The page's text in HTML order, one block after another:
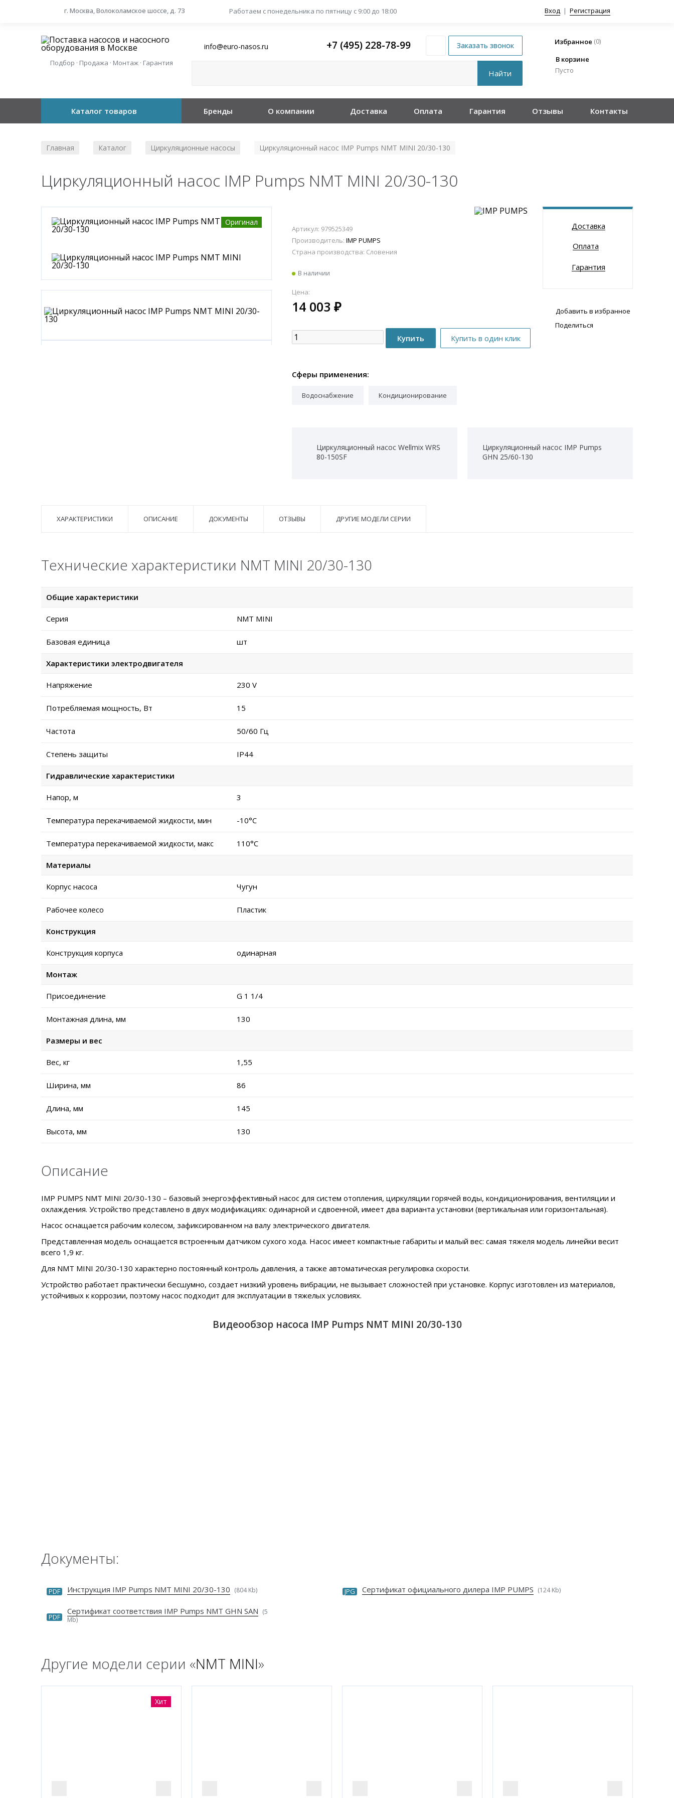
г. Москва, Волоколамское шоссе, д. 73 Работаем с понедельника по пятницу с 9:00 до 18:00 Вход | Регистрация
Подбор · Продажа · Монтаж · Гарантия
info@euro-nasos.ru +7 (495) 228-78-99 Избранное (0)
В корзине
Пусто
Каталог товаров Бренды О компании Доставка Оплата Гарантия Отзывы Контакты
Главная Каталог Циркуляционные насосы Циркуляционный насос IMP Pumps NMT MINI 20/30-130
Циркуляционный насос IMP Pumps NMT MINI 20/30-130
Оригинал
Артикул: 979525349
Производитель: IMP PUMPS
Страна производства: Словения
В наличии
Цена:
14 003 ₽
Доставка
Оплата
Гарантия
Добавить в избранное
Поделиться
Сферы применения:
Водоснабжение Кондиционирование
Циркуляционный насос Wellmix WRS
80-150SF
Циркуляционный насос IMP Pumps
GHN 25/60-130
ХАРАКТЕРИСТИКИ ОПИСАНИЕ ДОКУМЕНТЫ ОТЗЫВЫ ДРУГИЕ МОДЕЛИ СЕРИИ
Технические характеристики NMT MINI 20/30-130
Общие характеристики
Серия NMT MINI
Базовая единица шт
Характеристики электродвигателя
Напряжение 230 V
Потребляемая мощность, Вт 15
Частота 50/60 Гц
Степень защиты IP44
Гидравлические характеристики
Напор, м 3
Температура перекачиваемой жидкости, мин -10°C
Температура перекачиваемой жидкости, макс 110°C
Материалы
Корпус насоса Чугун
Рабочее колесо Пластик
Конструкция
Конструкция корпуса одинарная
Монтаж
Присоединение G 1 1/4
Монтажная длина, мм 130
Размеры и вес
Вес, кг 1,55
Ширина, мм 86
Длина, мм 145
Высота, мм 130
Описание
IMP PUMPS NMT MINI 20/30-130 – базовый энергоэффективный насос для систем отопления, циркуляции горячей воды, кондиционирования, вентиляции и
охлаждения. Устройство представлено в двух модификациях: одинарной и сдвоенной, имеет два варианта установки (вертикальная или горизонтальная).
Насос оснащается рабочим колесом, зафиксированном на валу электрического двигателя.
Представленная модель оснащается встроенным датчиком сухого хода. Насос имеет компактные габариты и малый вес: самая тяжеля модель линейки весит
всего 1,9 кг.
Для NMT MINI 20/30-130 характерно постоянный контроль давления, а также автоматическая регулировка скорости.
Устройство работает практически бесшумно, создает низкий уровень вибрации, не вызывает сложностей при установке. Корпус изготовлен из материалов,
устойчивых к коррозии, поэтому насос подходит для эксплуатации в тяжелых условиях.
Видеообзор насоса IMP Pumps NMT MINI 20/30-130
Документы:
PDF Инструкция IMP Pumps NMT MINI 20/30-130 (804 Kb) JPG Сертификат официального дилера IMP PUMPS (124 Kb)
PDF
Сертификат соответствия IMP Pumps NMT GHN SAN (5
Mb)
Другие модели серии «NMT MINI»
Хит